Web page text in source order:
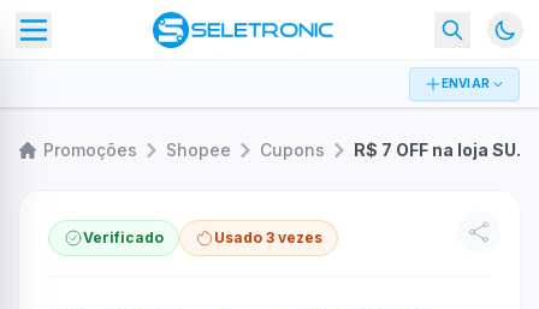
ENVIAR
Promoções Shopee Cupons R$ 7 OFF na loja SURGUT Shoes Official Store
Verificado Usado 3 vezes